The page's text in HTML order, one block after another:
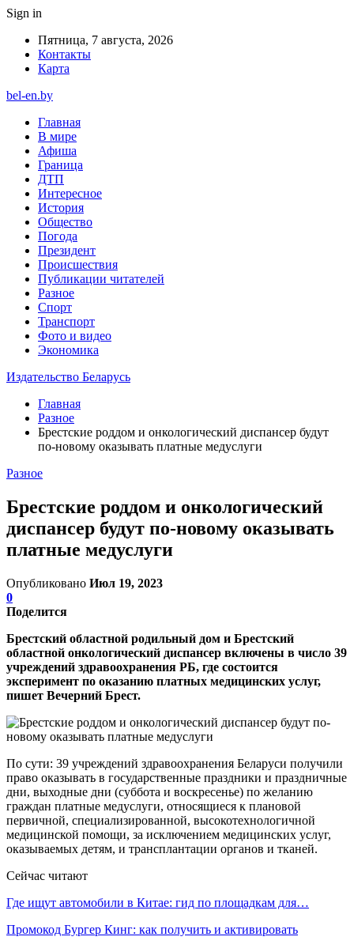
Sign in
Пятница, 7 августа, 2026
Контакты
Карта
bel-en.by
Главная
В мире
Афиша
Граница
ДТП
Интересное
История
Общество
Погода
Президент
Происшествия
Публикации читателей
Разное
Спорт
Транспорт
Фото и видео
Экономика
Издательство Беларусь
Главная
Разное
Брестские роддом и онкологический диспансер будут
по-новому оказывать платные медуслуги
Разное
Брестские роддом и онкологический
диспансер будут по-новому оказывать
платные медуслуги
Опубликовано Июл 19, 2023
0
Поделится
Брестский областной родильный дом и Брестский
областной онкологический диспансер включены в число 39
учреждений здравоохранения РБ, где состоится
эксперимент по оказанию платных медицинских услуг,
пишет Вечерний Брест.
По сути: 39 учреждений здравоохранения Беларуси получили
право оказывать в государственные праздники и праздничные
дни, выходные дни (суббота и воскресенье) по желанию
граждан платные медуслуги, относящиеся к плановой
первичной, специализированной, высокотехнологичной
медицинской помощи, за исключением медицинских услуг,
оказываемых детям, и трансплантации органов и тканей.
Сейчас читают
Где ищут автомобили в Китае: гид по площадкам для…
Промокод Бургер Кинг: как получить и активировать